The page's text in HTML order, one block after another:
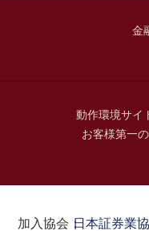
金
動作環境サイ
お客様第一
加入協会：日本証券業